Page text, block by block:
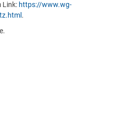
Link: https://www.wg-
.